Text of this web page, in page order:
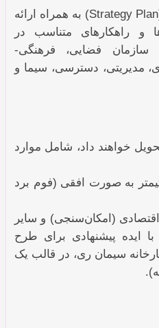
Strategy Plan) به همراه ارائه
و راهکارهای متناسب در
سازمان فضایی، فرهنگی-
مدیریتی، دسترسی، سیما و
خواهند داد، شامل موارد
۸۰*۱۲۰ سانتیمتر به صورت افقی (فوم برد
(امکان‌سنجی) و سایر
ایده پیشنهادی برای طرح
سیمان ری، در قالب یک